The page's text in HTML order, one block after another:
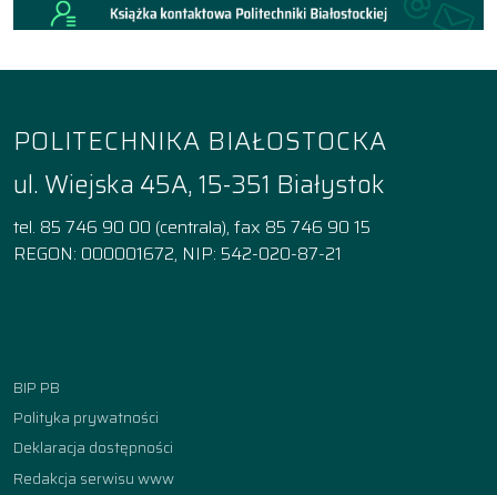
POLITECHNIKA BIAŁOSTOCKA
ul. Wiejska 45A, 15-351 Białystok
tel. 85 746 90 00 (centrala), fax 85 746 90 15
REGON: 000001672, NIP: 542-020-87-21
BIP PB
Polityka prywatności
Deklaracja dostępności
Redakcja serwisu www